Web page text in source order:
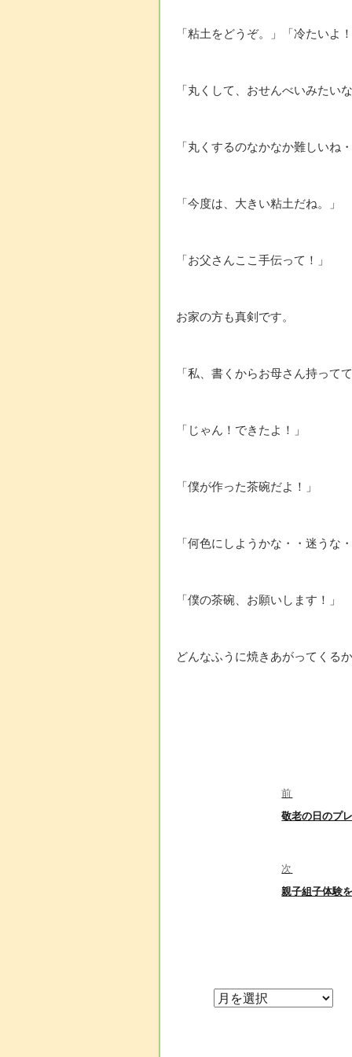
「粘土をどうぞ。」「冷たいよ！
「丸くして、おせんべいみたい
「丸くするのなかなか難しいね・
「今度は、大きい粘土だね。」
「お父さんここ手伝って！」
お家の方も真剣です。
「私、書くからお母さん持ってて
「じゃん！できたよ！」
「僕が作った茶碗だよ！」
「何色にしようかな・・迷うな・
「僕の茶碗、お願いします！」
どんなふうに焼きあがってくる
投
ナ
ゲ
前
前
稿:
敬老の日のプ
次
次
親子組子体験